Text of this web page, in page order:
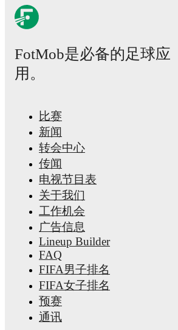
FotMob是必备的足球应
用。
比赛
新闻
转会中心
传闻
电视节目表
关于我们
工作机会
广告信息
Lineup Builder
FAQ
FIFA男子排名
FIFA女子排名
预赛
通讯